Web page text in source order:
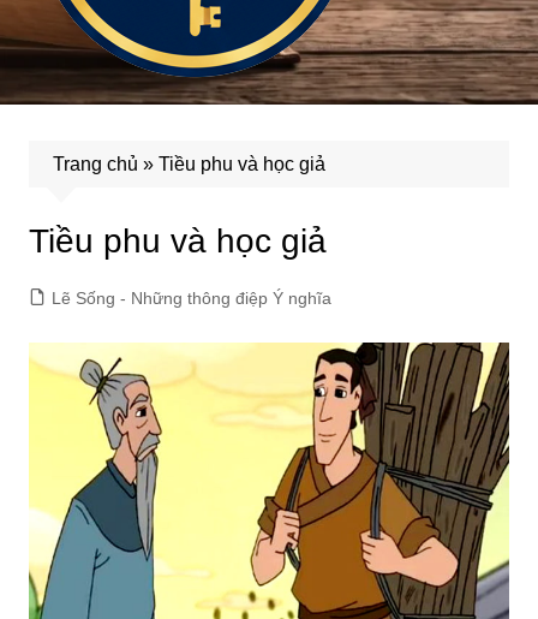
Trang chủ » Tiều phu và học giả
Tiều phu và học giả
Lẽ Sống - Những thông điệp Ý nghĩa